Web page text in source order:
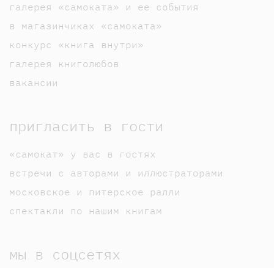
галерея «самоката» и ее события
в магазинчиках «самоката»
конкурс «книга внутри»
галерея книголюбов
вакансии
пригласить в гости
«самокат» у вас в гостях
встречи с авторами и иллюстраторами
московское и питерское ралли
спектакли по нашим книгам
мы в соцсетях